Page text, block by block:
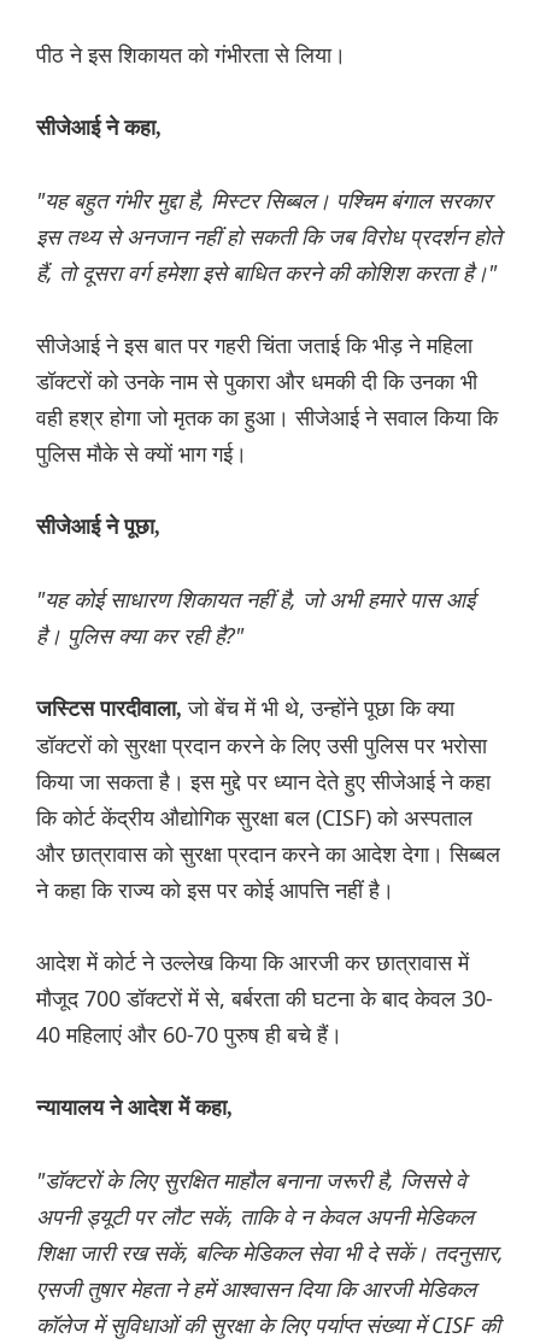
पीठ ने इस शिकायत को गंभीरता से लिया।
सीजेआई ने कहा,
"यह बहुत गंभीर मुद्दा है, मिस्टर सिब्बल। पश्चिम बंगाल सरकार
इस तथ्य से अनजान नहीं हो सकती कि जब विरोध प्रदर्शन होते
हैं, तो दूसरा वर्ग हमेशा इसे बाधित करने की कोशिश करता है।"
सीजेआई ने इस बात पर गहरी चिंता जताई कि भीड़ ने महिला
डॉक्टरों को उनके नाम से पुकारा और धमकी दी कि उनका भी
वही हश्र होगा जो मृतक का हुआ। सीजेआई ने सवाल किया कि
पुलिस मौके से क्यों भाग गई।
सीजेआई ने पूछा,
"यह कोई साधारण शिकायत नहीं है, जो अभी हमारे पास आई
है। पुलिस क्या कर रही है?"
जस्टिस पारदीवाला, जो बेंच में भी थे, उन्होंने पूछा कि क्या
डॉक्टरों को सुरक्षा प्रदान करने के लिए उसी पुलिस पर भरोसा
किया जा सकता है। इस मुद्दे पर ध्यान देते हुए सीजेआई ने कहा
कि कोर्ट केंद्रीय औद्योगिक सुरक्षा बल (CISF) को अस्पताल
और छात्रावास को सुरक्षा प्रदान करने का आदेश देगा। सिब्बल
ने कहा कि राज्य को इस पर कोई आपत्ति नहीं है।
आदेश में कोर्ट ने उल्लेख किया कि आरजी कर छात्रावास में
मौजूद 700 डॉक्टरों में से, बर्बरता की घटना के बाद केवल 30-
40 महिलाएं और 60-70 पुरुष ही बचे हैं।
न्यायालय ने आदेश में कहा,
"डॉक्टरों के लिए सुरक्षित माहौल बनाना जरूरी है, जिससे वे
अपनी ड्यूटी पर लौट सकें, ताकि वे न केवल अपनी मेडिकल
शिक्षा जारी रख सकें, बल्कि मेडिकल सेवा भी दे सकें। तदनुसार,
एसजी तुषार मेहता ने हमें आश्वासन दिया कि आरजी मेडिकल
कॉलेज में सुविधाओं की सुरक्षा के लिए पर्याप्त संख्या में CISF की